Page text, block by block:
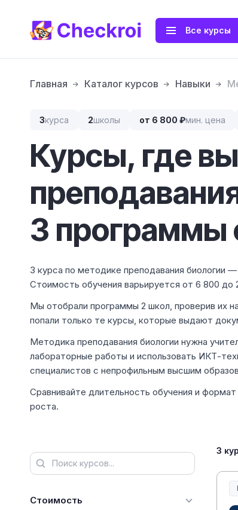
Все курсы
Главная Каталог курсов Навыки
3курса 2школы от 6 800 ₽мин. цена
Курсы, где
3 программы
3 курса по методике преподавания биологии
Стоимость обучения варьируется от 6 800
Мы отобрали программы 2 школ, проверив их
попали только те курсы, которые выдают
Методика преподавания биологии нужна
лабораторные работы и использовать ИКТ-
специалистов с непрофильным высшим
Сравнивайте длительность обучения и
роста.
Стоимость
3